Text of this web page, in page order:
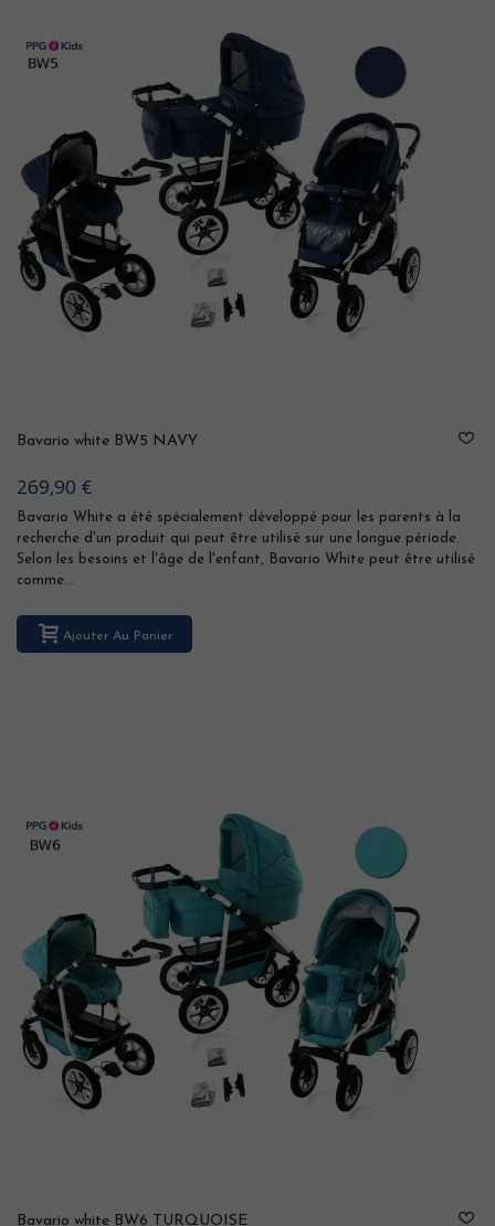
Bavario white BW5 NAVY
269,90 €
Bavario White a été spécialement développé pour les parents à la
recherche d'un produit qui peut être utilisé sur une longue période.
Selon les besoins et l'âge de l'enfant, Bavario White peut être utilisé
comme...
Ajouter Au Panier
Bavario white BW6 TURQUOISE